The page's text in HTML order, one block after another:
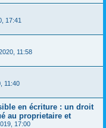
17:41
11:58
11:40
en écriture : un droit
au proprietaire et
17:00